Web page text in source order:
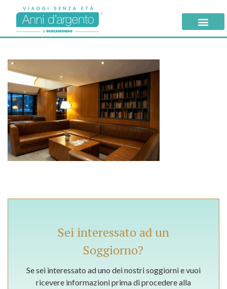
Sei interessato ad un
Soggiorno?
Se sei interessato ad uno dei nostri soggiorni e vuoi
ricevere informazioni prima di procedere alla